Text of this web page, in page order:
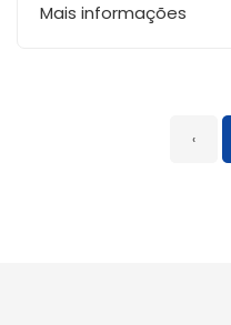
Mais informações
‹